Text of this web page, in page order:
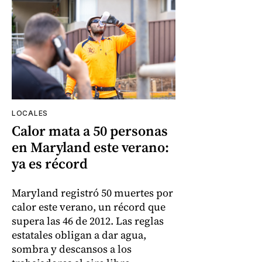
LOCALES
Calor mata a 50 personas
en Maryland este verano:
ya es récord
Maryland registró 50 muertes por
calor este verano, un récord que
supera las 46 de 2012. Las reglas
estatales obligan a dar agua,
sombra y descansos a los